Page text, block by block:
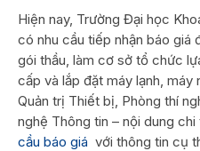
Hiện nay, Trường Đại học
có nhu cầu tiếp nhận báo giá
gói thầu, làm cơ sở tổ chức
cấp và lắp đặt máy lạnh,
Quản trị Thiết bị, Phòng thí
nghệ Thông tin – nội dung
cầu báo giá với thông tin cụ